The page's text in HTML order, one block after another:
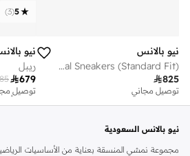
نيو بالانس
Unisex 740 casual Sneakers (Standard Fit)
825
توصيل مجاني
5
(
3
)
نيو
ريبل
679
توصيل
تم بيع أكثر من
نيو بالانس السعودية
مجموعة نمشي المنسقة بعناية من الأساسيات